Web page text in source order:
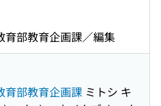
育部教育企画課／編集
育部教育企画課 ミトシ キ